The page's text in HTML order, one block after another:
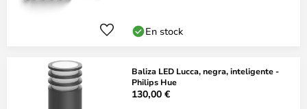
En stock
Baliza LED Lucca, negra, inteligente -
Philips Hue
130,00 €